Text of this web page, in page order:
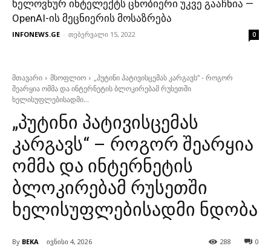
ხელოვნურ ინტელექტს ცნობიერი უკვე გააჩნია —
OpenAI-ის მეცნიერის მოსაზრება
INFONEWS.GE - თებერვალი 15, 2022 0